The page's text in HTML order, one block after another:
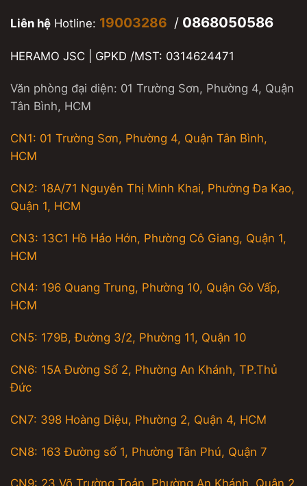
Liên hệ Hotline: 19003286 / 0868050586
HERAMO JSC | GPKD /MST: 0314624471
Văn phòng đại diện: 01 Trường Sơn, Phường 4, Quận
Tân Bình, HCM
CN1: 01 Trường Sơn, Phường 4, Quận Tân Bình,
HCM
CN2: 18A/71 Nguyễn Thị Minh Khai, Phường Đa Kao,
Quận 1, HCM
CN3: 13C1 Hồ Hảo Hớn, Phường Cô Giang, Quận 1,
HCM
CN4: 196 Quang Trung, Phường 10, Quận Gò Vấp,
HCM
CN5: 179B, Đường 3/2, Phường 11, Quận 10
CN6: 15A Đường Số 2, Phường An Khánh, TP.Thủ
Đức
CN7: 398 Hoàng Diệu, Phường 2, Quận 4, HCM
CN8: 163 Đường số 1, Phường Tân Phú, Quận 7